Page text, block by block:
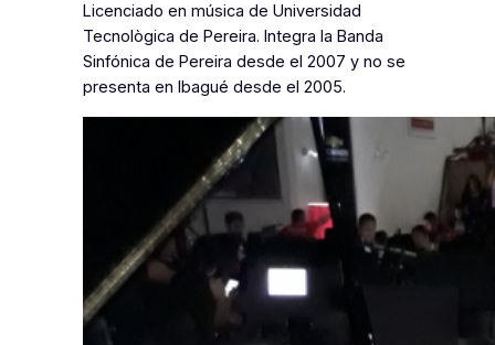
Licenciado en música de Universidad
Tecnològica de Pereira. Integra la Banda
Sinfónica de Pereira desde el 2007 y no se
presenta en Ibagué desde el 2005.